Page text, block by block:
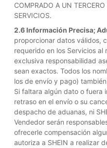
COMPRADO A UN
SERVICIOS.
2.6 Información Precisa;
proporcionar datos válidos,
requerido en los Servicios al
exclusiva responsabilidad
sean exactos. Todos los
los de envío y pago)
Si faltara algún dato o fuera
retraso en el envío o su
despacho de aduanas, ni
Vendedor serán
ofrecerle compensación
autoriza a SHEIN a realizar